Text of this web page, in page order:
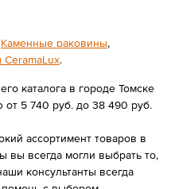
Каменные раковины,
CeramaLux.
каталога в городе Томске
от 5 740 руб. до 38 490 руб.
ассортимент товаров в
вы всегда могли выбрать то,
консультанты всегда